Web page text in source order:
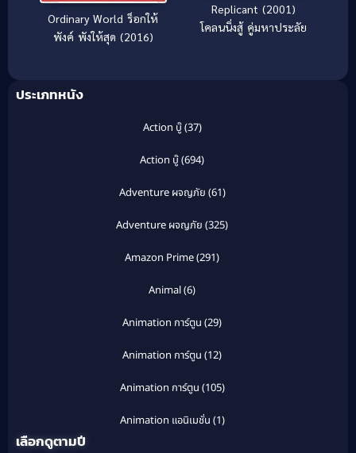
Ordinary World ร็อกให้
พังค์ พังให้สุด (2016)
Replicant (2001)
โคลนนิ่งสู้ คู่มหาประลัย
ประเภทหนัง
Action บู๊(37)
Action บู๊(694)
Adventure ผจญภัย (61)
Adventure ผจญภัย (325)
Amazon Prime(291)
Animal(6)
Animation การ์ตูน (29)
Animation การ์ตูน (12)
Animation การ์ตูน (105)
Animation แอนิเมชั่น (1)
เลือกดูตามปี